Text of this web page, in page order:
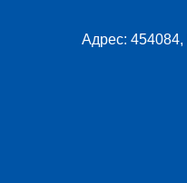
Адрес: 454084,